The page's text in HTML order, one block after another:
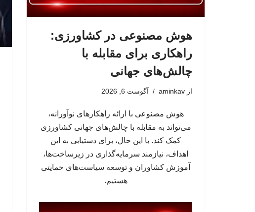
هوش مصنوعی در کشاورزی:
راهکاری برای مقابله با
چالش‌های جهانی
از aminkav آگوست 6, 2026
هوش مصنوعی با ارائه راهکارهای نوآورانه،
می‌تواند به مقابله با چالش‌های جهانی کشاورزی
کمک کند. با این حال، برای دستیابی به این
اهداف، نیازمند سرمایه‌گذاری در زیرساخت‌ها،
آموزش کشاوران و توسعه سیاست‌های حمایتی
هستیم.